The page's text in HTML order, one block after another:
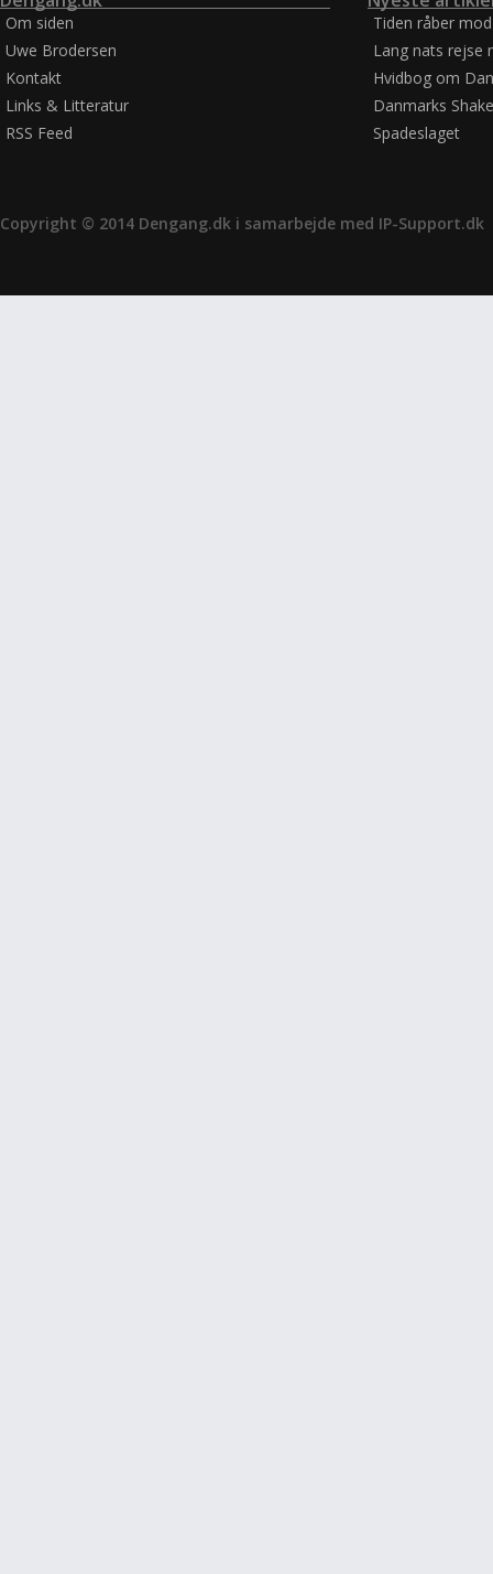
Om siden
Uwe Brodersen
Kontakt
Links & Litteratur
RSS Feed
Tiden råber
Lang nats rejse
Hvidbog om
Danmarks
Spadeslaget
Copyright © 2014 Dengang.dk i samarbejde med IP-Support.dk